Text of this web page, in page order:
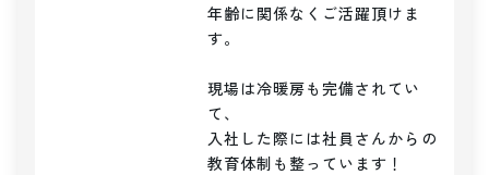
年齢に関係なくご活躍頂けま
す。
現場は冷暖房も完備されてい
て、
入社した際には社員さんからの
教育体制も整っています！